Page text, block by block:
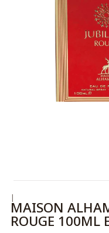
|
MAISON
ROUGE 100ML